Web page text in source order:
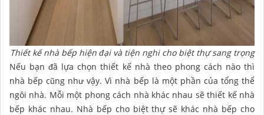
Thiết kế nhà bếp hiện đại và tiện nghi cho biệt thự sang trọng
Nếu bạn đã lựa chọn thiết kế nhà theo phong cách nào thì
nhà bếp cũng như vậy. Vì nhà bếp là một phần của tổng thể
ngôi nhà. Mỗi một phong cách nhà khác nhau sẽ thiết kế nhà
bếp khác nhau. Nhà bếp cho biệt thự sẽ khác nhà bếp cho